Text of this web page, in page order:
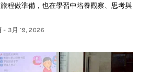
程做準備，也在學習中培養觀察、思考與
- 3月 19, 2026